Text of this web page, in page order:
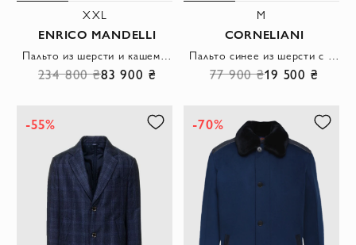
XXL
ENRICO MANDELLI
234 800 ₴83 900 ₴
M
CORNELIANI
77 900 ₴19 500 ₴
-55% -70%